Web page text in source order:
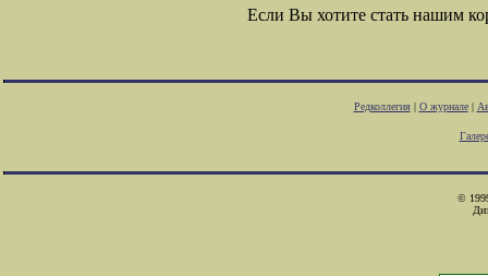
Если Вы хотите стать нашим
Редколлегия| О журнале|
©